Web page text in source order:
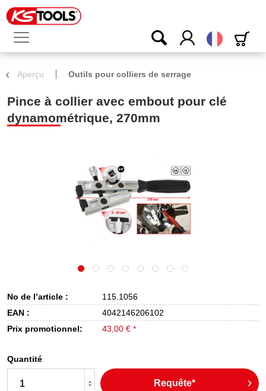
Français
Aperçu Outils pour colliers de serrage
Pince à collier avec embout pour clé
dynamométrique, 270mm
No de l’article :
115.1056
EAN :
4042146206102
Prix promotionnel:
43,00 € *
Quantité
Requête*